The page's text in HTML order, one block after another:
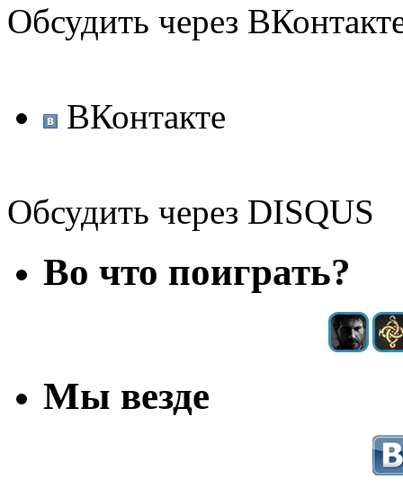
Обсудить через
ВКонтакте
Обсудить через DISQUS
Во что поиграть?
Мы везде